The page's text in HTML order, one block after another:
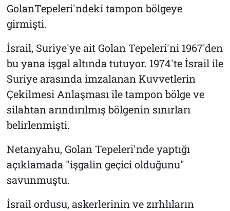
GolanTepeleri'ndeki tampon bölgeye
girmişti.
İsrail, Suriye'ye ait Golan Tepeleri'ni 1967'den
bu yana işgal altında tutuyor. 1974'te İsrail ile
Suriye arasında imzalanan Kuvvetlerin
Çekilmesi Anlaşması ile tampon bölge ve
silahtan arındırılmış bölgenin sınırları
belirlenmişti.
Netanyahu, Golan Tepeleri'nde yaptığı
açıklamada "işgalin geçici olduğunu"
savunmuştu.
İsrail ordusu, askerlerinin ve zırhlıların